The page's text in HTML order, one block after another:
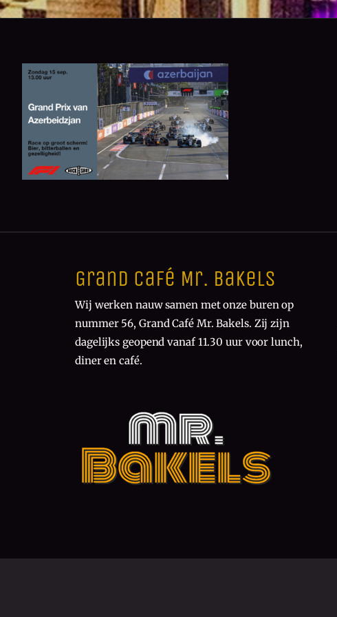
Grand Café Mr. Bakels
Wij werken nauw samen met onze buren op
nummer 56, Grand Café Mr. Bakels. Zij zijn
dagelijks geopend vanaf 11.30 uur voor lunch,
diner en café.